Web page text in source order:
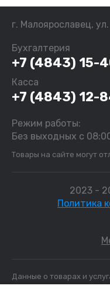
г. Малоярославец,
Бухгалтерия
+7 (4843) 15-
Касса
+7 (4843) 12-
Режим работы:
Без выходных с
Товары на сайте могут
2023 -
Политика
Данные о товарах и
характеристики,